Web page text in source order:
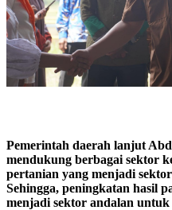
Pemerintah daerah lanjut
mendukung berbagai sektor
pertanian yang menjadi
Sehingga, peningkatan hasil
menjadi sektor andalan